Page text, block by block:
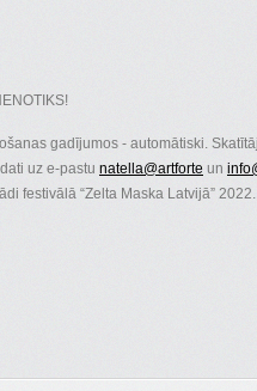
gadījumos - automātiski.
uz e-pastu natella@artforte un
festivālā “Zelta Maska Latvijā”